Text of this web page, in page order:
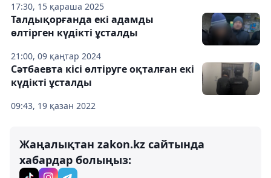
17:30, 15 қараша 2025
21:00, 09 қаңтар 2024
Талдықорғанда екі адамды
өлтірген күдікті ұсталды
09:43, 19 қазан 2022
Сәтбаевта кісі өлтіруге оқталған екі
күдікті ұсталды
Жаңалықтан zakon.kz сайтында
хабардар болыңыз: